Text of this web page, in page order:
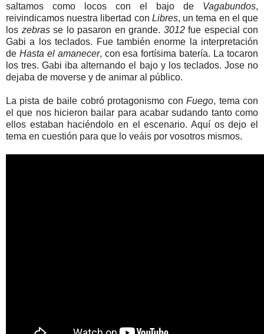
saltamos como locos con el bajo de Vagabundos,
reivindicamos nuestra libertad con Libres, un tema en el que
los zebrasse lo pasaron en grande. 3012fue especial con
Gabi a los teclados. Fue también enorme la interpretación
de Hasta el amanecer, con esa fortísima batería. La tocaron
los tres. Gabi iba alternando el bajo y los teclados. Jose no
dejaba de moverse y de animar al público.
La pista de baile cobró protagonismo conFuego, tema con
el que nos hicieron bailar para acabar sudando tanto como
ellos estaban haciéndolo en el escenario. Aquí os dejo el
tema en cuestión para que lo veáis por vosotros mismos.